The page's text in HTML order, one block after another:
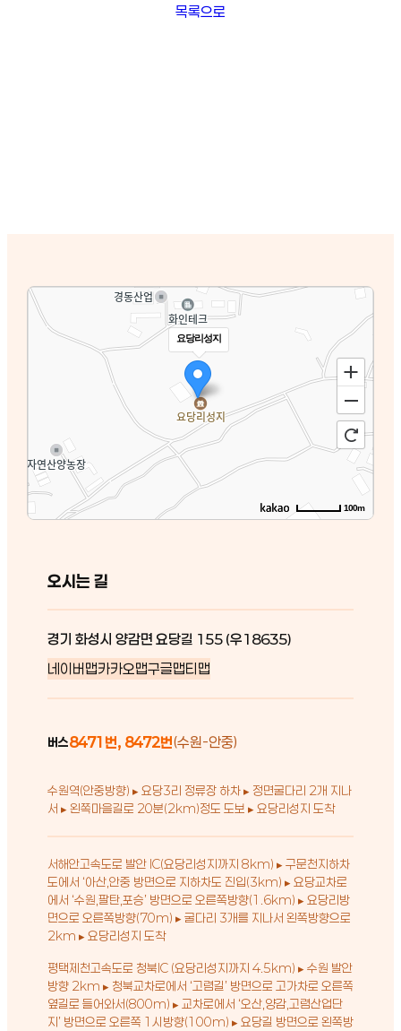
목록으로
요당리성지
100m
오시는 길
경기 화성시 양감면 요당길 155 (우18635)
네이버맵카카오맵구글맵티맵
버스8471번, 8472번(수원-안중)
수원역(안중방향) ▸ 요당3리 정류장 하차 ▸ 정면굴다리 2개 지나
서 ▸ 왼쪽마을길로 20분(2km)정도 도보 ▸ 요당리성지 도착
서해안고속도로 발안 IC(요당리성지까지 8km) ▸ 구문천지하차
도에서 ‘아산,안중 방면으로 지하차도 진입(3km) ▸ 요당교차로
에서 ‘수원,팔탄,포승’ 방면으로 오른쪽방향(1.6km) ▸ 요당리방
면으로 오른쪽방향(70m) ▸ 굴다리 3개를 지나서 왼쪽방향으로
2km ▸ 요당리성지 도착
평택제천고속도로 청북IC (요당리성지까지 4.5km) ▸ 수원 발안
방향 2km ▸ 청북교차로에서 ‘고렴길’ 방면으로 고가차로 오른쪽
옆길로 들어와서(800m) ▸ 교차로에서 ‘오산,양감,고렴산업단
지’ 방면으로 오른쪽 1시방향(100m) ▸ 요당길 방면으로 왼쪽방